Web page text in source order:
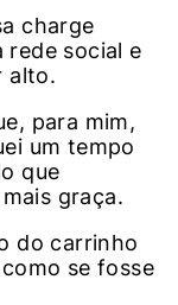
charge
rede social e
alto.
para mim,
um tempo
que
graça.
do carrinho
se fosse